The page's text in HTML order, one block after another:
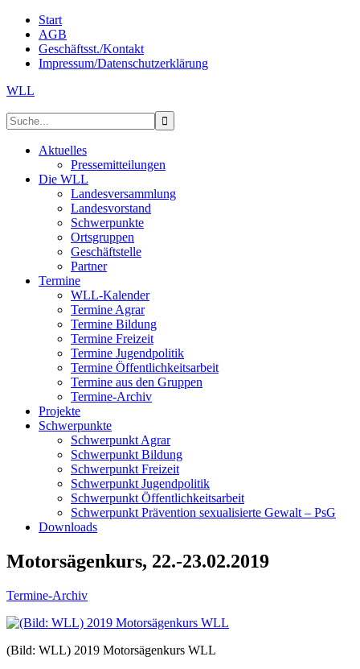
Start
AGB
Geschäftsst./Kontakt
Impressum/Datenschutzerklärung
WLL
Aktuelles
Pressemitteilungen
Die WLL
Landesversammlung
Landesvorstand
Schwerpunkte
Ortsgruppen
Geschäftstelle
Partner
Termine
WLL-Kalender
Termine Agrar
Termine Bildung
Termine Freizeit
Termine Jugendpolitik
Termine Öffentlichkeitsarbeit
Termine aus den Gruppen
Termine-Archiv
Projekte
Schwerpunkte
Schwerpunkt Agrar
Schwerpunkt Bildung
Schwerpunkt Freizeit
Schwerpunkt Jugendpolitik
Schwerpunkt Öffentlichkeitsarbeit
Schwerpunkt Prävention sexualisierte Gewalt – PsG
Downloads
Motorsägenkurs, 22.-23.02.2019
Termine-Archiv
(Bild: WLL) 2019 Motorsägenkurs WLL